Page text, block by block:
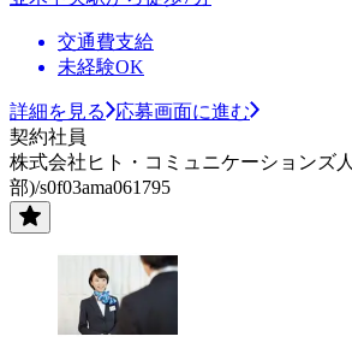
交通費支給
未経験OK
詳細を見る
応募画面に進む
契約社員
株式会社ヒト・コミュニケーションズ
部)/s0f03ama061795